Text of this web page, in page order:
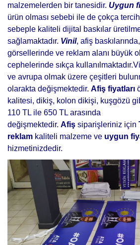
malzemelerden bir tanesidir. Uygun
ürün olması sebebi ile de çokça
sebeple kaliteli dijital baskılar
sağlamaktadır. Vinil, afiş
görsellerinde ve reklam alanı büyük
cephelerinde sıkça
ve avrupa olmak üzere çeşitleri
olarakta değişmektedir. Afiş fiyatları
kalitesi, dikiş, kolon dikişi, kuşgözü
110 TL ile 650 TL arasında
değişmektedir. Afiş siparişleriniz için
reklam kaliteli malzeme ve uygun
hizmetinizdedir.